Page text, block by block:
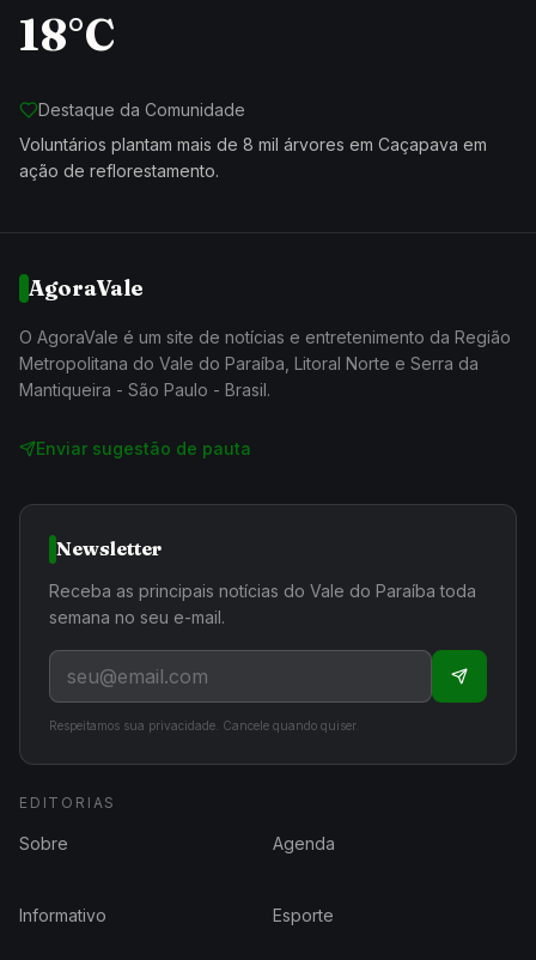
18°C
Destaque da Comunidade
Voluntários plantam mais de 8 mil árvores em Caçapava em
ação de reflorestamento.
AgoraVale
O AgoraVale é um site de notícias e entretenimento da Região
Metropolitana do Vale do Paraíba, Litoral Norte e Serra da
Mantiqueira - São Paulo - Brasil.
Enviar sugestão de pauta
Newsletter
Receba as principais notícias do Vale do Paraíba toda
semana no seu e-mail.
Respeitamos sua privacidade. Cancele quando quiser.
EDITORIAS
Sobre Agenda
Informativo Esporte